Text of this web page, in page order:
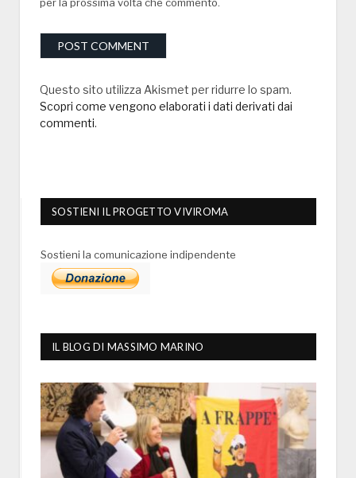
Questo sito utilizza Akismet per ridurre lo spam.
Scopri come vengono elaborati i dati derivati dai
commenti.
SOSTIENI IL PROGETTO VIVIROMA
Sostieni la comunicazione indipendente
IL BLOG DI MASSIMO MARINO